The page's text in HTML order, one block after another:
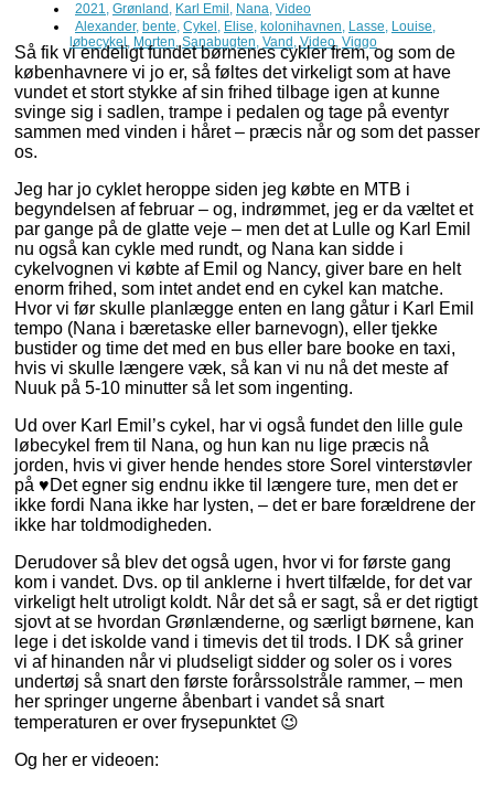
2021, Grønland , Karl Emil , Nana, Video
Alexander, bente, Cykel , Elise, kolonihavnen, Lasse, Louise,
løbecykel, Morten,Sanabugten, Vand ,Video, Viggo
Så fik vi endeligt fundet børnenes cykler frem, og som de
københavnere vi jo er, så føltes det virkeligt som at have
vundet et stort stykke af sin frihed tilbage igen at kunne
svinge sig i sadlen, trampe i pedalen og tage på eventyr
sammen med vinden i håret – præcis når og som det passer
os.
Jeg har jo cyklet heroppe siden jeg købte en MTB i
begyndelsen af februar – og, indrømmet, jeg er da væltet et
par gange på de glatte veje – men det at Lulle og Karl Emil
nu også kan cykle med rundt, og Nana kan sidde i
cykelvognen vi købte af Emil og Nancy, giver bare en helt
enorm frihed, som intet andet end en cykel kan matche.
Hvor vi før skulle planlægge enten en lang gåtur i Karl Emil
tempo (Nana i bæretaske eller barnevogn), eller tjekke
bustider og time det med en bus eller bare booke en taxi,
hvis vi skulle længere væk, så kan vi nu nå det meste af
Nuuk på 5-10 minutter så let som ingenting.
Ud over Karl Emil’s cykel, har vi også fundet den lille gule
løbecykel frem til Nana, og hun kan nu lige præcis nå
jorden, hvis vi giver hende hendes store Sorel vinterstøvler
på ♥️Det egner sig endnu ikke til længere ture, men det er
ikke fordi Nana ikke har lysten, – det er bare forældrene der
ikke har toldmodigheden.
Derudover så blev det også ugen, hvor vi for første gang
kom i vandet. Dvs. op til anklerne i hvert tilfælde, for det var
virkeligt helt utroligt koldt. Når det så er sagt, så er det rigtigt
sjovt at se hvordan Grønlænderne, og særligt børnene, kan
lege i det iskolde vand i timevis det til trods. I DK så griner
vi af hinanden når vi pludseligt sidder og soler os i vores
undertøj så snart den første forårssolstråle rammer, – men
her springer ungerne åbenbart i vandet så snart
temperaturen er over frysepunktet 😉
Og her er videoen: